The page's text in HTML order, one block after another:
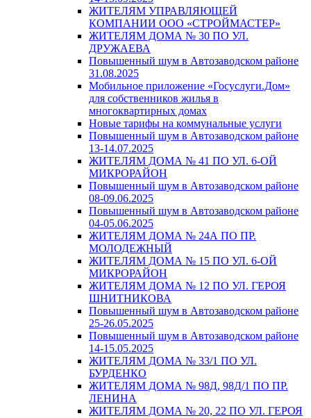
ЖИТЕЛЯМ УПРАВЛЯЮЩЕЙ
КОМПАНИИ ООО «СТРОЙМАСТЕР»
ЖИТЕЛЯМ ДОМА № 30 ПО УЛ.
ДРУЖАЕВА
Повышенный шум в Автозаводском районе
31.08.2025
Мобильное приложение «Госуслуги.Дом»
для собственников жилья в
многоквартирных домах
Новые тарифы на коммунальные услуги
Повышенный шум в Автозаводском районе
13-14.07.2025
ЖИТЕЛЯМ ДОМА № 41 ПО УЛ. 6-ОЙ
МИКРОРАЙОН
Повышенный шум в Автозаводском районе
08-09.06.2025
Повышенный шум в Автозаводском районе
04-05.06.2025
ЖИТЕЛЯМ ДОМА № 24А ПО ПР.
МОЛОДЕЖНЫЙ
ЖИТЕЛЯМ ДОМА № 15 ПО УЛ. 6-ОЙ
МИКРОРАЙОН
ЖИТЕЛЯМ ДОМА № 12 ПО УЛ. ГЕРОЯ
ШНИТНИКОВА
Повышенный шум в Автозаводском районе
25-26.05.2025
Повышенный шум в Автозаводском районе
14-15.05.2025
ЖИТЕЛЯМ ДОМА № 33/1 ПО УЛ.
БУРДЕНКО
ЖИТЕЛЯМ ДОМА № 98Д, 98Д/1 ПО ПР.
ЛЕНИНА
ЖИТЕЛЯМ ДОМА № 20, 22 ПО УЛ. ГЕРОЯ